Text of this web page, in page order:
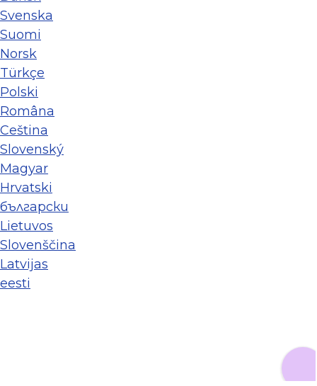
Svenska
Suomi
Norsk
Türkçe
Polski
Româna
Ceština
Slovenský
Magyar
Hrvatski
български
Lietuvos
Slovenščina
Latvijas
eesti